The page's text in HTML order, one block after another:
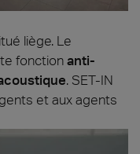
liège. Le
fonctionanti-
. SET-IN
et aux agents